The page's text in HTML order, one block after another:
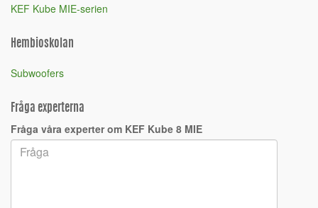
KEF Kube MIE-serien
Hembioskolan
Subwoofers
Fråga experterna
Fråga våra experter om KEF Kube 8 MIE